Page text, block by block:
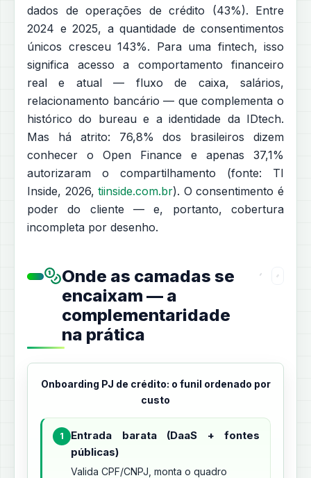
dados de operações de crédito (43%). Entre
2024 e 2025, a quantidade de consentimentos
únicos cresceu 143%. Para uma fintech, isso
significa acesso a comportamento financeiro
real e atual — fluxo de caixa, salários,
relacionamento bancário — que complementa o
histórico do bureau e a identidade da IDtech.
Mas há atrito: 76,8% dos brasileiros dizem
conhecer o Open Finance e apenas 37,1%
autorizaram o compartilhamento (fonte: TI
Inside, 2026,tiinside.com.br). O consentimento é
poder do cliente — e, portanto, cobertura
incompleta por desenho.
Onde as camadas se
encaixam — a
complementaridade
na prática
Onboarding PJ de crédito: o funil ordenado por
custo
1
Entrada barata (DaaS + fontes
públicas)
Valida CPF/CNPJ, monta o quadro